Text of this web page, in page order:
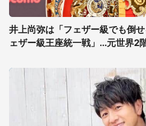
井上尚弥は「フェザー級でも倒
ェザー級王座統一戦」...元世界2